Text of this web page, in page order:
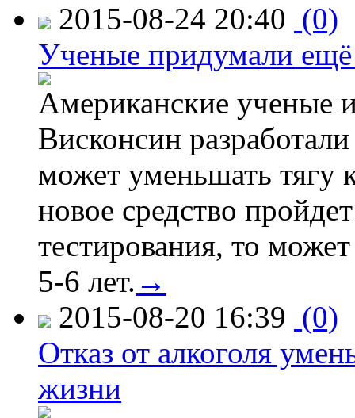
2015-08-24 20:40 (0)
Ученые придумали ещё
Американские ученые
Висконсин
может уменьшать тягу
новое средство
тестирования, то
5-6 лет. →
2015-08-20 16:39 (0)
Отказ от алкоголя
жизни